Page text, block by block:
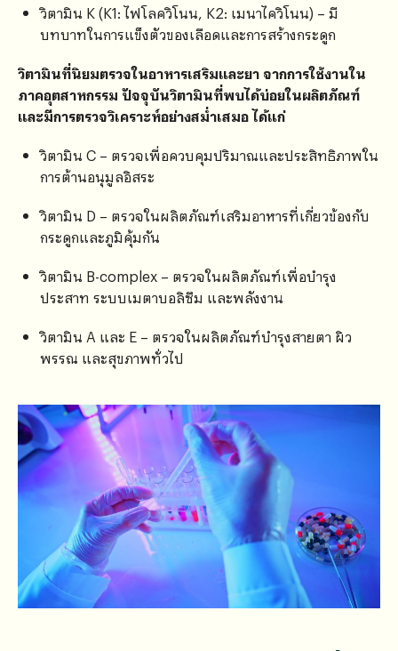
วิตามิน K (K1: ไฟโลควิโนน, K2: เมนาไควิโนน) – มี
บทบาทในการแข็งตัวของเลือดและการสร้างกระดูก
วิตามินที่นิยมตรวจในอาหารเสริมและยา จากการใช้งานใน
ภาคอุตสาหกรรม ปัจจุบันวิตามินที่พบได้บ่อยในผลิตภัณฑ์
และมีการตรวจวิเคราะห์อย่างสม่ำเสมอ ได้แก่
วิตามิน C – ตรวจเพื่อควบคุมปริมาณและประสิทธิภาพใน
การต้านอนุมูลอิสระ
วิตามิน D – ตรวจในผลิตภัณฑ์เสริมอาหารที่เกี่ยวข้องกับ
กระดูกและภูมิคุ้มกัน
วิตามิน B-complex – ตรวจในผลิตภัณฑ์เพื่อบำรุง
ประสาท ระบบเมตาบอลิซึม และพลังงาน
วิตามิน A และ E – ตรวจในผลิตภัณฑ์บำรุงสายตา ผิว
พรรณ และสุขภาพทั่วไป